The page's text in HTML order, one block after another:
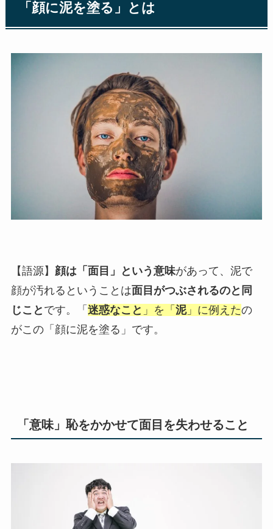
「顔に泥を塗る」とは
【語源】 顔は「面目」という意味があって、泥で
顔が汚れるということは面目がつぶされるのと同
じこと です。「 迷惑なこと 」を「 泥」に例えたの
がこの「顔に泥を塗る」です。
「意味」恥をかかせて面目を失わせること